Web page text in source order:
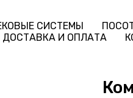
СИСТЕМЫ
ДОСТАВКА И ОПЛАТА